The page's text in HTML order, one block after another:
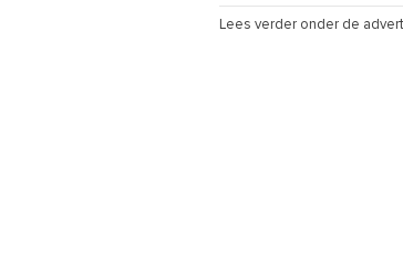
Lees verder onder de